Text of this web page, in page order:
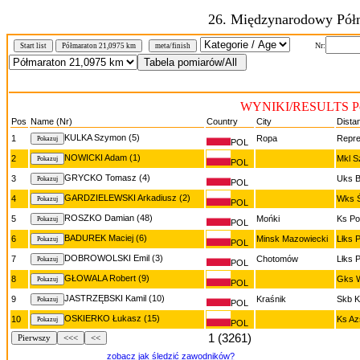
26. Międzynarodowy
Start list Półmaraton 21,0975 km meta/finish Nr:
WYNIKI/RESULTS
Pos Name (Nr) Country City
1
KULKA Szymon (5) POL Ropa
2 NOWICKI Adam (1) POL Mkl
3 GRYCKO Tomasz (4) POL Uks
4 GARDZIELEWSKI Arkadiusz (2) POL Wks
5 ROSZKO Damian (48) POL Mońki Ks
6 BADUREK Maciej (6) POL Minsk Mazowiecki Lłks
7 DOBROWOLSKI Emil (3) POL Chotomów Lłks
8 GŁOWALA Robert (9) POL Gks
9 JASTRZĘBSKI Kamil (10) POL Kraśnik Skb
10 OSKIERKO Łukasz (15) POL Ks
Pierwszy <<< << 1 (3261)
zobacz jak śledzić zawodników?